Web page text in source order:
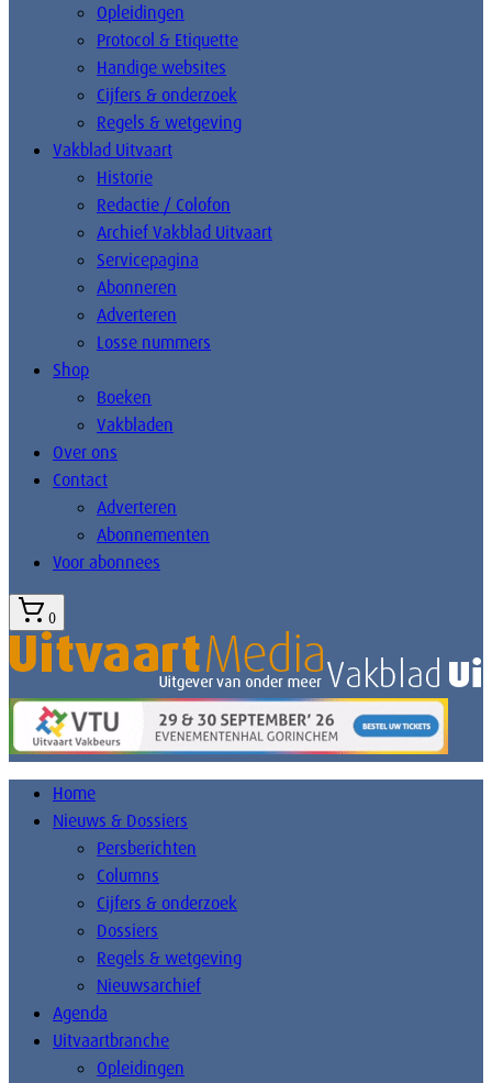
Opleidingen
Protocol & Etiquette
Handige websites
Cijfers & onderzoek
Regels & wetgeving
Vakblad Uitvaart
Historie
Redactie / Colofon
Archief Vakblad Uitvaart
Servicepagina
Abonneren
Adverteren
Losse nummers
Shop
Boeken
Vakbladen
Over ons
Contact
Adverteren
Abonnementen
Voor abonnees
0
Home
Nieuws & Dossiers
Persberichten
Columns
Cijfers & onderzoek
Dossiers
Regels & wetgeving
Nieuwsarchief
Agenda
Uitvaartbranche
Opleidingen